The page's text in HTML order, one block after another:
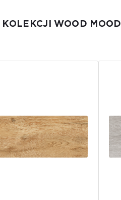
WOOD MOOD